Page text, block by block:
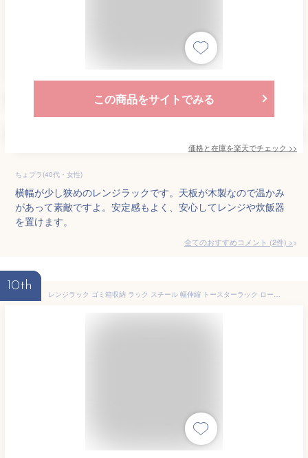
この商品をサイトでみる
価格と在庫を楽天でチェック >>
ちょプラ(40代・女性)
横幅が少し狭めのレンジラックです。天板が木製なので温かみ
があって素敵ですよ。安定感もよく、安心してレンジや炊飯器
を置けます。
全てのおすすめコメント (2件) >
10th
レンジラック ゴミ箱収納 ラック スチール 幅伸縮 トースターラック ロータイプ キッチン 作業台 ごみ箱上 レンジ台 収納ラック スリム 電子レンジ台 おしゃれ ホワイト/ベージュ/ターコイズブルー/ネイビー/グレー/ブラック KRA945054